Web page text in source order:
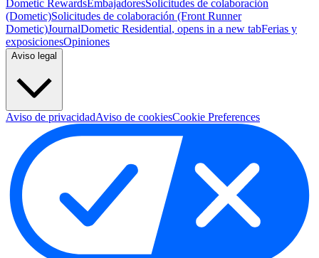
Dometic RewardsEmbajadoresSolicitudes de colaboración
(Dometic)Solicitudes de colaboración (Front Runner
Dometic)JournalDometic Residential, opens in a new tabFerias y
exposicionesOpiniones
Aviso legal
Aviso de privacidadAviso de cookiesCookie Preferences